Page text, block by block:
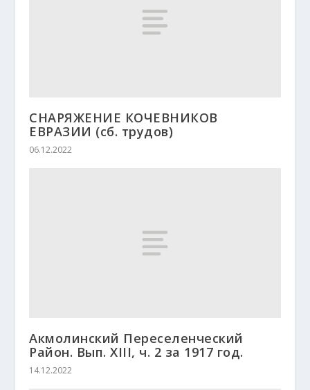
СНАРЯЖЕНИЕ КОЧЕВНИКОВ
ЕВРАЗИИ (сб. трудов)
06.12.2022
Акмолинский Переселенческий
Район. Вып. ХІІІ, ч. 2 за 1917 год.
14.12.2022